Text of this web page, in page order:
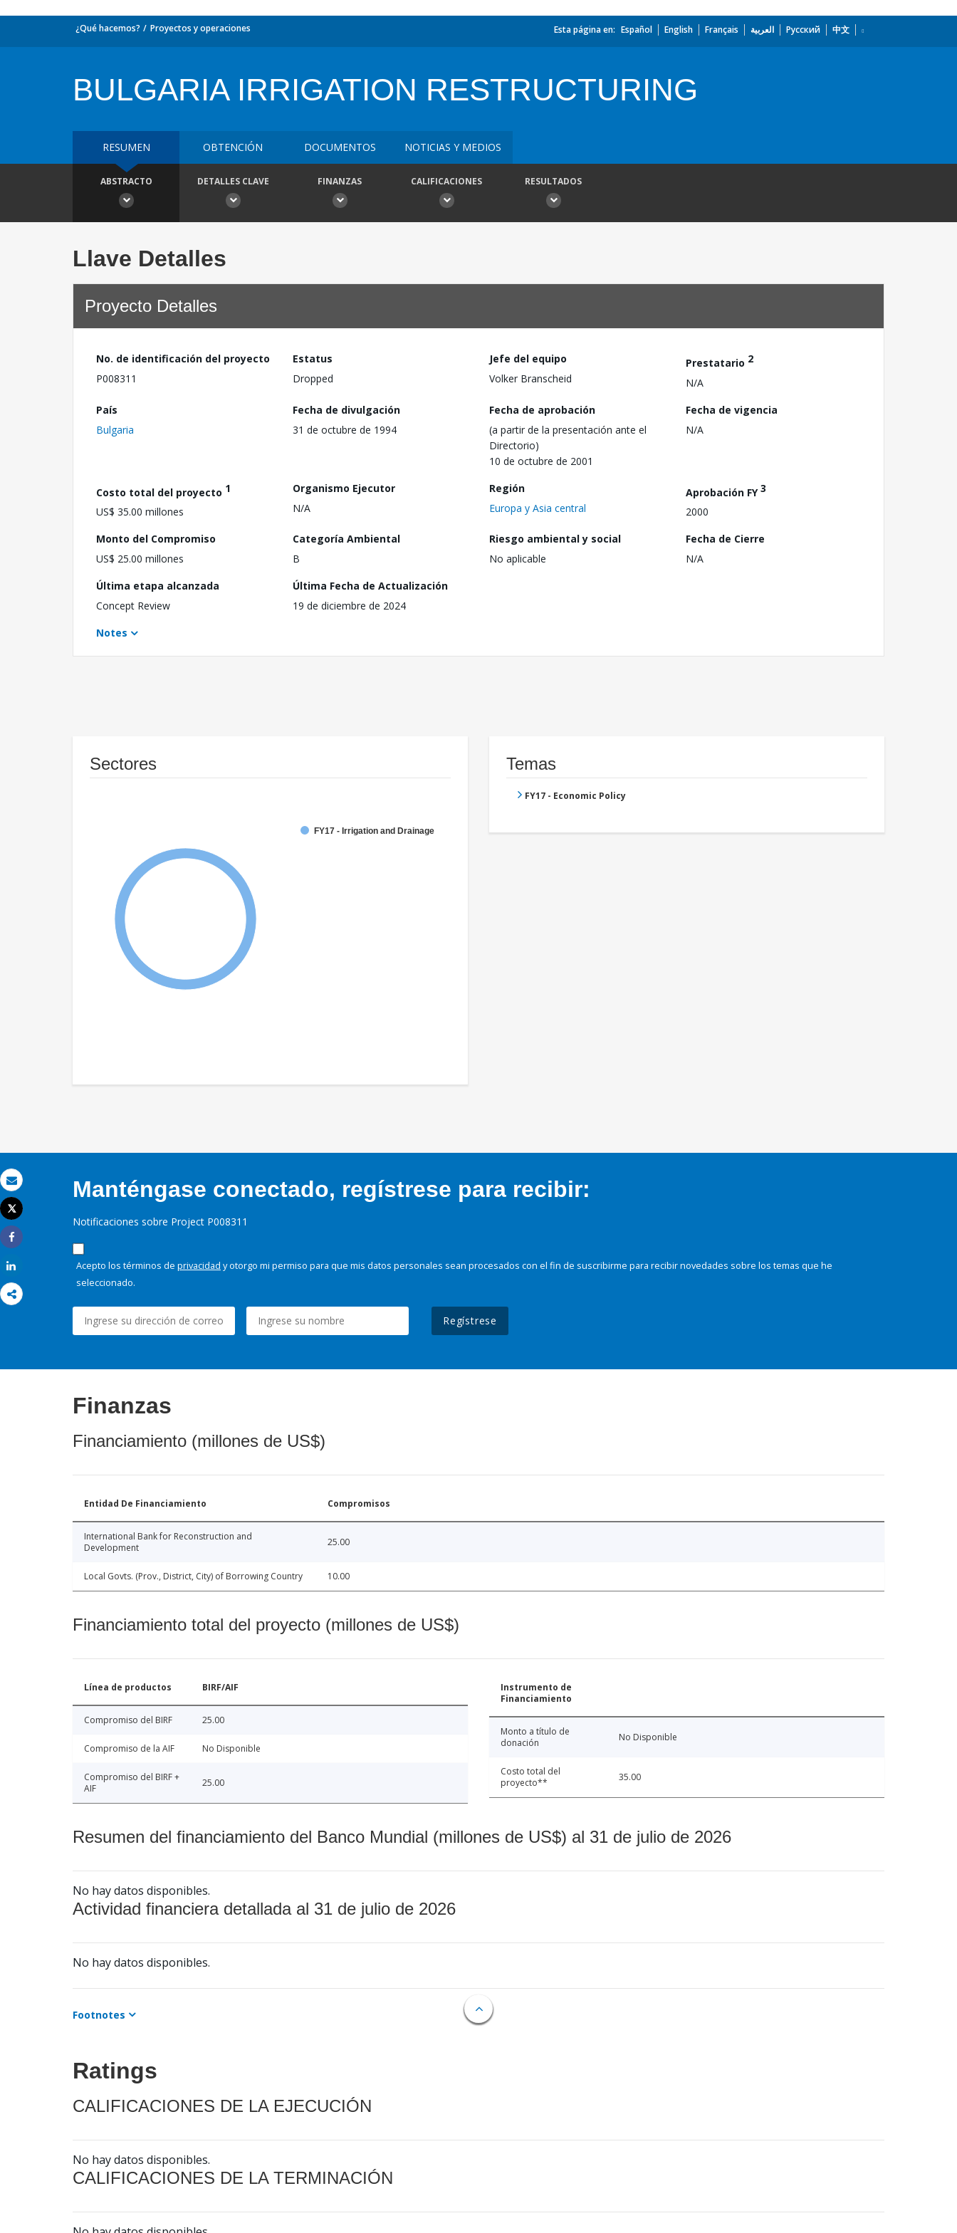
Correo electrónico
Imprimir
Tweet
Share
¿Qué hacemos? Proyectos y operaciones Esta página en: Español English Français العربية Русский 中文
BULGARIA IRRIGATION RESTRUCTURING
RESUMEN OBTENCIÓN DOCUMENTOS NOTICIAS Y MEDIOS
ABSTRACTO DETALLES CLAVE FINANZAS CALIFICACIONES RESULTADOS
Llave Detalles
Proyecto Detalles
No. de identificación del proyecto
P008311
Estatus
Dropped
Jefe del equipo
Volker Branscheid
Prestatario 2
N/A
País
Bulgaria
Fecha de divulgación
31 de octubre de 1994
Fecha de aprobación
(a partir de la presentación ante el
Directorio)
10 de octubre de 2001
Fecha de vigencia
N/A
Costo total del proyecto 1
US$ 35.00 millones
Organismo Ejecutor
N/A
Región
Europa y Asia central
Aprobación FY3
2000
Monto del Compromiso
US$ 25.00 millones
Categoría Ambiental
B
Riesgo ambiental y social
No aplicable
Fecha de Cierre
N/A
Última etapa alcanzada
Concept Review
Última Fecha de Actualización
19 de diciembre de 2024
Notes
Sectores
FY17 - Irrigation and Drainage
Temas
FY17 - Economic Policy
Manténgase conectado, regístrese para recibir:
Notificaciones sobre Project P008311
Acepto los términos de privacidad y otorgo mi permiso para que mis datos personales sean procesados con el fin de suscribirme para recibir novedades sobre los temas que he
seleccionado.
Regístrese
Finanzas
Financiamiento (millones de US$)
Entidad De Financiamiento Compromisos
International Bank for Reconstruction and
Development
25.00
Local Govts. (Prov., District, City) of Borrowing Country 10.00
Financiamiento total del proyecto (millones de US$)
Línea de productos BIRF/AIF
Compromiso del BIRF 25.00
Compromiso de la AIF No Disponible
Compromiso del BIRF +
AIF
25.00
Instrumento de
Financiamiento
Monto a título de
donación
No Disponible
Costo total del
proyecto**
35.00
Resumen del financiamiento del Banco Mundial (millones de US$) al 31 de julio de 2026
No hay datos disponibles.
Actividad financiera detallada al 31 de julio de 2026
No hay datos disponibles.
Footnotes
Ratings
CALIFICACIONES DE LA EJECUCIÓN
No hay datos disponibles.
CALIFICACIONES DE LA TERMINACIÓN